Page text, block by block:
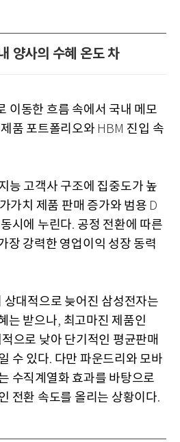
양사의 수혜 온도 차
이동한 흐름 속에서 국내 메모
품 포트폴리오와 HBM 진입 속
능 고객사 구조에 집중도가 높
가치 제품 판매 증가와 범용 D
시에 누린다. 공정 전환에 따른
장 강력한 영업이익 성장 동력
상대적으로 늦어진 삼성전자는
는 받으나, 최고마진 제품인
으로 낮아 단기적인 평균판매
수 있다. 다만 파운드리와 모바
수직계열화 효과를 바탕으로
전환 속도를 올리는 상황이다.